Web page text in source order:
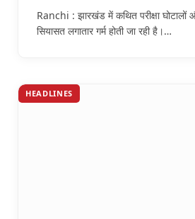
Ranchi : झारखंड में कथित परीक्षा घोटालों
सियासत लगातार गर्म होती जा रही है।…
HEADLINES